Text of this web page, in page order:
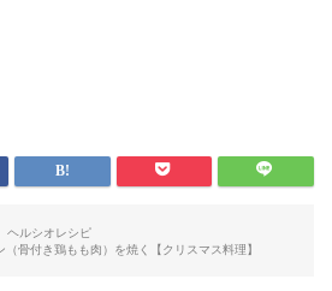
ヘルシオレシピ
骨付き鶏もも肉）を焼く【クリスマス料理】